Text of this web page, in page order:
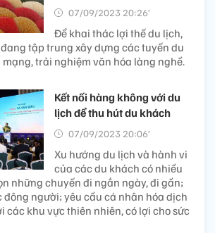
07/09/2023 20:26’
Để khai thác lợi thế du lịch,
tập trung xây dựng các tuyến du
trải nghiệm văn hóa làng nghề.
Kết nối hàng không với du
lịch để thu hút du khách
07/09/2023 20:06’
Xu hướng du lịch và hành vi
của các du khách có nhiều
những chuyến đi ngắn ngày, đi gần;
đông người; yêu cầu cá nhân hóa dịch
các khu vực thiên nhiên, có lợi cho sức